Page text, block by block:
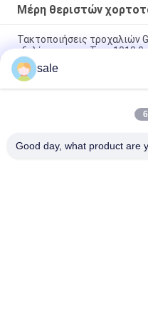
Μέρη θεριστών
Τακτοποιήσεις τροχαλιών
εξελίκτρων για Toro 1010
Τμήματα κουρευτή γκαζόν
(0,05 mm)
Τμήματα κουρευτή
sale
Good day, what product are